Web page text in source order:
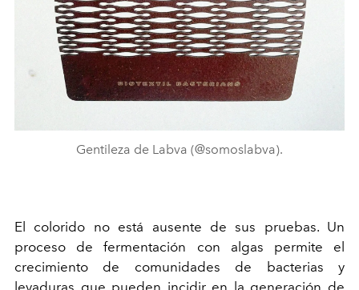
Gentileza de Labva (@somoslabva).
El colorido no está ausente de sus pruebas. Un
proceso de fermentación con algas permite el
crecimiento de comunidades de bacterias y